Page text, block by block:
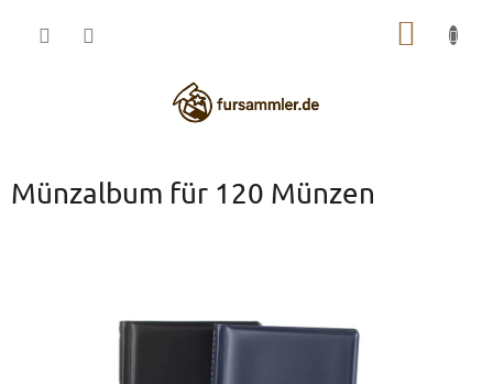
Münzalbum für 120 Münzen